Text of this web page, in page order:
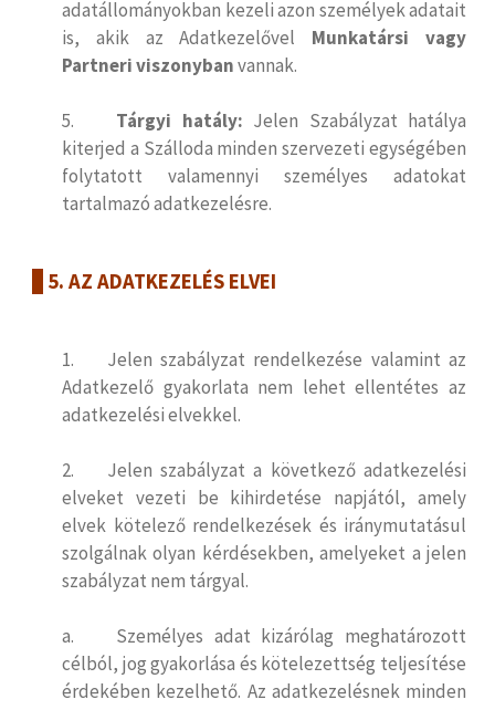
adatállományokban kezeli azon személyek adatait
is, akik az Adatkezelővel Munkatársi vagy
Partneri viszonybanvannak.
5. Tárgyi hatály: Jelen Szabályzat hatálya
kiterjed a Szálloda minden szervezeti egységében
folytatott valamennyi személyes adatokat
tartalmazó adatkezelésre.
5. AZ ADATKEZELÉS ELVEI
1. Jelen szabályzat rendelkezése valamint az
Adatkezelő gyakorlata nem lehet ellentétes az
adatkezelési elvekkel.
2. Jelen szabályzat a következő adatkezelési
elveket vezeti be kihirdetése napjától, amely
elvek kötelező rendelkezések és iránymutatásul
szolgálnak olyan kérdésekben, amelyeket a jelen
szabályzat nem tárgyal.
a. Személyes adat kizárólag meghatározott
célból, jog gyakorlása és kötelezettség teljesítése
érdekében kezelhető. Az adatkezelésnek minden